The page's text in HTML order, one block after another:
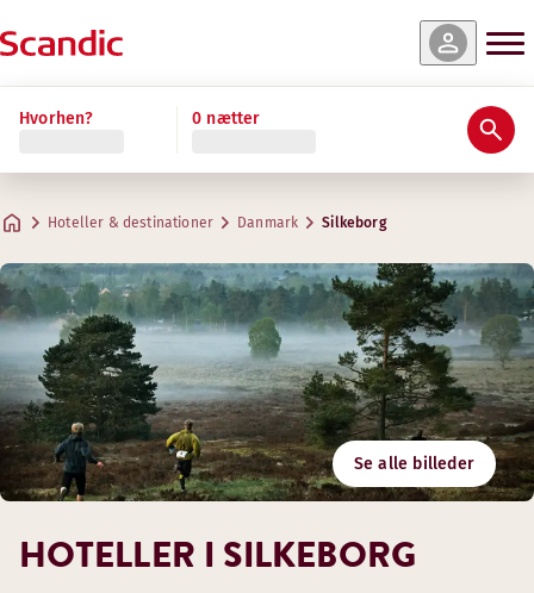
Hvorhen? 0 nætter
Hoteller & destinationer Danmark Silkeborg
Se alle billeder
HOTELLER I SILKEBORG